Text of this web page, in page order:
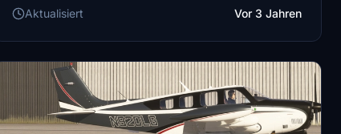
Aktualisiert
Vor 3 Jahren